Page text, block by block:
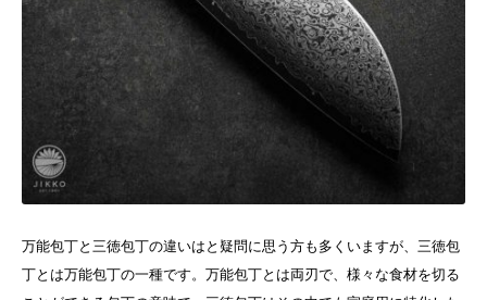
万能包丁と三徳包丁の違いはと疑問に思う方も多くいますが、三徳包
丁とは万能包丁の一種です。万能包丁とは両刃で、様々な食材を切る